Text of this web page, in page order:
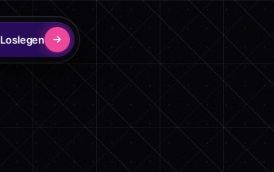
Loslegen